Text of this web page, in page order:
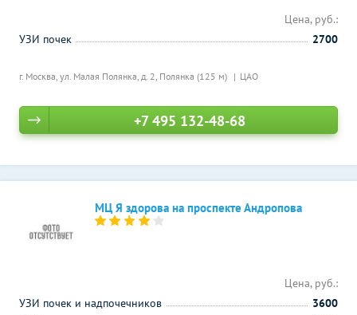
г. Москва, ул. Малая Полянка, д. 2, Полянка (125 м) ЦАО
Цена, руб.:
УЗИ почек
2700
+7 495 132-48-68
МЦ Я здорова на проспекте Андропова
Цена, руб.:
УЗИ почек и надпочечников
3600